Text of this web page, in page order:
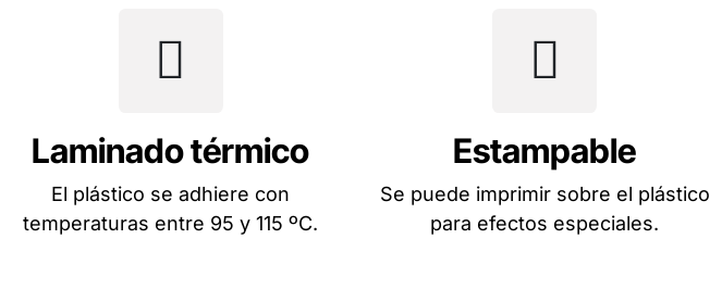
Laminado térmico
El plástico se adhiere con
temperaturas entre 95 y 115 ºC.
Estampable
Se puede imprimir sobre el plástico
para efectos especiales.